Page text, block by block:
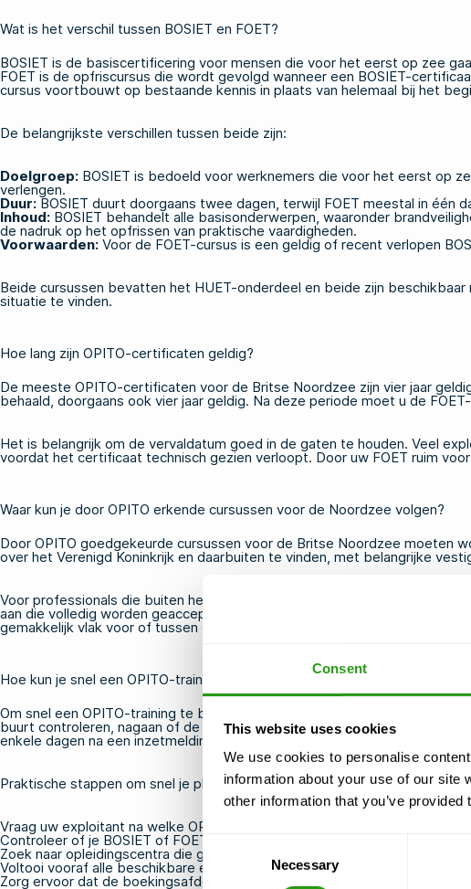
Consent
This website uses cookies
We use cookies to personalise
information about your use of our site
other information that you’ve
Selection
Necessary
Wat is het verschil tussen BOSIET en FOET?
BOSIET is de basiscertificering voor mensen die voor het eerst op zee
FOET is de opfriscursus die wordt gevolgd wanneer een BOSIET-
cursus voortbouwt op bestaande kennis in plaats van helemaal bij het
De belangrijkste verschillen tussen beide zijn:
Doelgroep: BOSIET is bedoeld voor werknemers die voor het eerst op
verlengen.
Duur: BOSIET duurt doorgaans twee dagen, terwijl FOET meestal in één
Inhoud: BOSIET behandelt alle basisonderwerpen, waaronder
de nadruk op het opfrissen van praktische vaardigheden.
Voorwaarden: Voor de FOET-cursus is een geldig of recent verlopen
Beide cursussen bevatten het HUET-onderdeel en beide zijn
situatie te vinden.
Hoe lang zijn OPITO-certificaten geldig?
De meeste OPITO-certificaten voor de Britse Noordzee zijn vier jaar
behaald, doorgaans ook vier jaar geldig. Na deze periode moet u de
Het is belangrijk om de vervaldatum goed in de gaten te houden. Veel
voordat het certificaat technisch gezien verloopt. Door uw FOET ruim
Waar kun je door OPITO erkende cursussen voor de Noordzee volgen?
Door OPITO goedgekeurde cursussen voor de Britse Noordzee moeten
over het Verenigd Koninkrijk en daarbuiten te vinden, met belangrijke
Voor professionals die buiten het Verenigd Koninkrijk wonen of vanuit het
aan die volledig worden geaccepteerd voor werkzaamheden in de Britse
gemakkelijk vlak voor of tussen offshore-werkperiodes door afronden.
Hoe kun je snel een OPITO-training boeken voordat je wordt ingezet?
Om snel een OPITO-training te boeken vóór een inzet, moet u bepalen
buurt controleren, nagaan of de cursus volgens planning doorgaat
enkele dagen na een inzetmelding worden geboekt.
Praktische stappen om snel je plek te reserveren:
Vraag uw exploitant na welke OPITO-modules precies vereist zijn voor uw
Controleer of je BOSIET of FOET
Zoek naar opleidingscentra die garanderen dat de cursussen ook bij kleine
Voltooi vooraf alle beschikbaree-learningmodulesom de tijd die je in het
Zorg ervoor dat de boekingsafdeling of het QHSE-team dat uw